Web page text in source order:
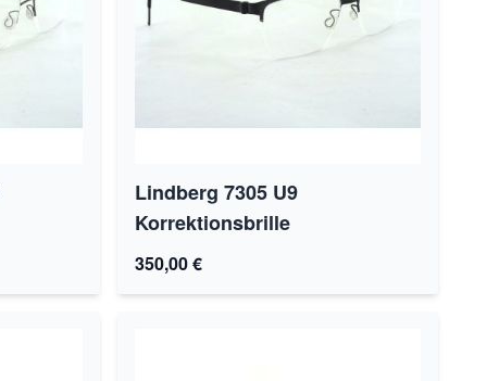
Lindberg 7305 U9
Korrektionsbrille
350,00 €